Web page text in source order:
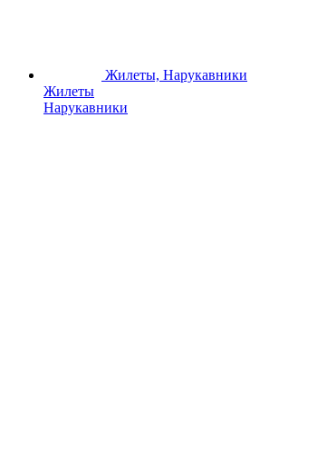
Жилеты, Нарукавники
Жилеты
Нарукавники